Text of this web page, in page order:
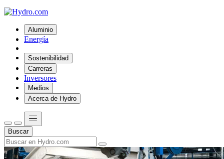
Aluminio
Energía
Sostenibilidad
Carreras
Inversores
Medios
Acerca de Hydro
Buscar